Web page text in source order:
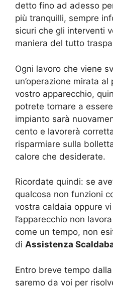
detto fino ad adesso
più tranquilli, sempre
sicuri che gli interventi
maniera del tutto
Ogni lavoro che viene
un’operazione mirata
vostro apparecchio,
potrete tornare a
impianto sarà
cento e lavorerà
risparmiare sulla
calore che desiderate.
Ricordate quindi: se
qualcosa non funzioni
vostra caldaia oppure
l’apparecchio non
come un tempo, non
di Assistenza
Entro breve tempo
saremo da voi per